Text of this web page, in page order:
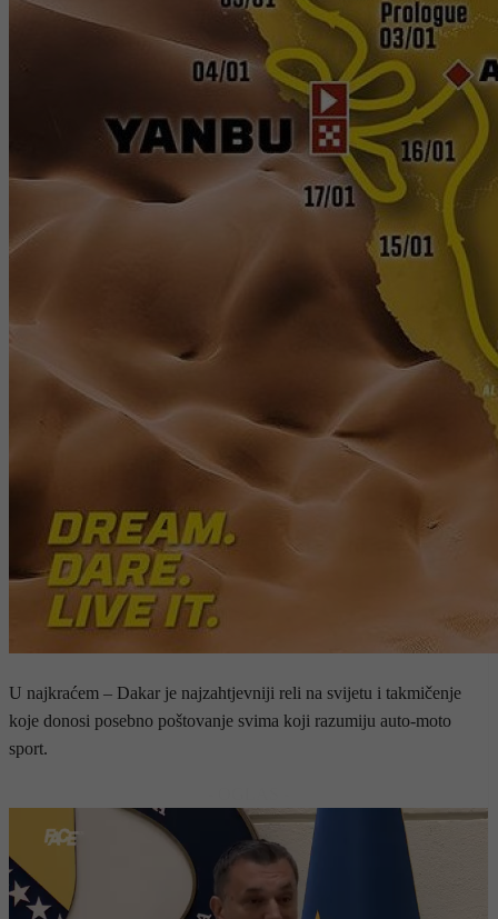
U najkraćem – Dakar je najzahtjevniji reli na svijetu i takmičenje
koje donosi posebno poštovanje svima koji razumiju auto-moto
sport.